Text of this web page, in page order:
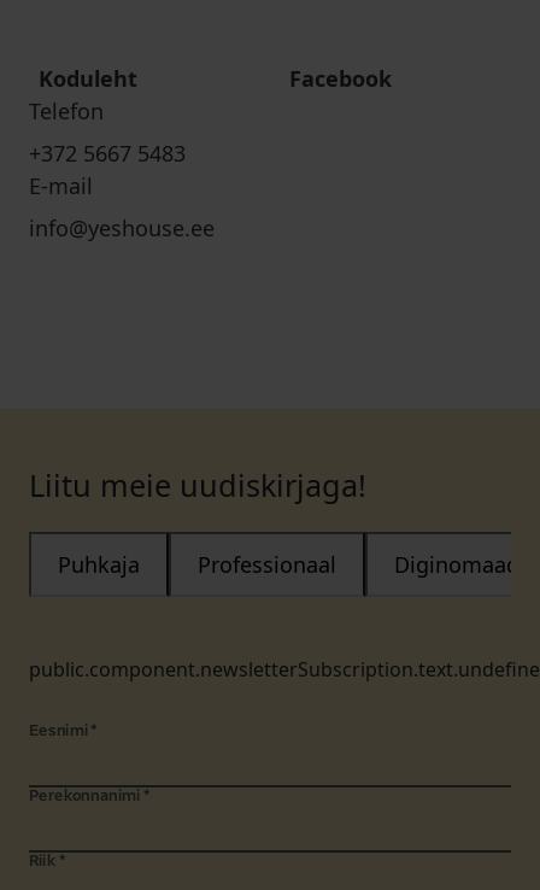
Koduleht
Facebook
Telefon
+372 5667 5483
E-mail
info@yeshouse.ee
Liitu meie uudiskirjaga!
Puhkaja Professionaal Diginomaad
Eesnimi *
Perekonnanimi *
Riik *